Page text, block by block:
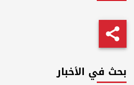
بحث في الأخبار